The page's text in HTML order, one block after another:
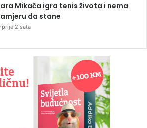
Mikača igra tenis života i nema
da stane
prije 2 sata